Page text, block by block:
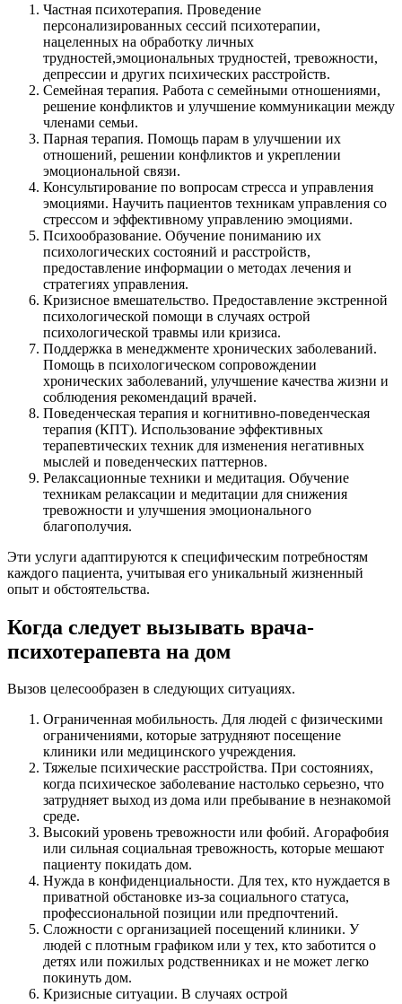
Частная психотерапия. Проведение
персонализированных сессий психотерапии,
нацеленных на обработку личных
трудностей,эмоциональных трудностей, тревожности,
депрессии и других психических расстройств.
Семейная терапия. Работа с семейными отношениями,
решение конфликтов и улучшение коммуникации между
членами семьи.
Парная терапия. Помощь парам в улучшении их
отношений, решении конфликтов и укреплении
эмоциональной связи.
Консультирование по вопросам стресса и управления
эмоциями. Научить пациентов техникам управления со
стрессом и эффективному управлению эмоциями.
Психообразование. Обучение пониманию их
психологических состояний и расстройств,
предоставление информации о методах лечения и
стратегиях управления.
Кризисное вмешательство. Предоставление экстренной
психологической помощи в случаях острой
психологической травмы или кризиса.
Поддержка в менеджменте хронических заболеваний.
Помощь в психологическом сопровождении
хронических заболеваний, улучшение качества жизни и
соблюдения рекомендаций врачей.
Поведенческая терапия и когнитивно-поведенческая
терапия (КПТ). Использование эффективных
терапевтических техник для изменения негативных
мыслей и поведенческих паттернов.
Релаксационные техники и медитация. Обучение
техникам релаксации и медитации для снижения
тревожности и улучшения эмоционального
благополучия.
Эти услуги адаптируются к специфическим потребностям
каждого пациента, учитывая его уникальный жизненный
опыт и обстоятельства.
Когда следует вызывать врача-
психотерапевта на дом
Вызов целесообразен в следующих ситуациях.
Ограниченная мобильность. Для людей с физическими
ограничениями, которые затрудняют посещение
клиники или медицинского учреждения.
Тяжелые психические расстройства. При состояниях,
когда психическое заболевание настолько серьезно, что
затрудняет выход из дома или пребывание в незнакомой
среде.
Высокий уровень тревожности или фобий. Агорафобия
или сильная социальная тревожность, которые мешают
пациенту покидать дом.
Нужда в конфиденциальности. Для тех, кто нуждается в
приватной обстановке из-за социального статуса,
профессиональной позиции или предпочтений.
Сложности с организацией посещений клиники. У
людей с плотным графиком или у тех, кто заботится о
детях или пожилых родственниках и не может легко
покинуть дом.
Кризисные ситуации. В случаях острой